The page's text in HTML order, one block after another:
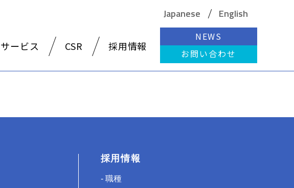
ービス CSR 採用情報
NEWS
お問い合わせ
Japanese English
採用情報
職種